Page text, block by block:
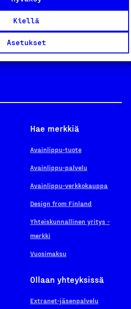
Kiellä
Asetukset
-merkki
Hae merkkiä
Avainlippu-tuote
Avainlippu-palvelu
Avainlippu-verkkokauppa
Design from Finland
Yhteiskunnallinen yritys -
merkki
Vuosimaksu
Ollaan yhteyksissä
Extranet-jäsenpalvelu